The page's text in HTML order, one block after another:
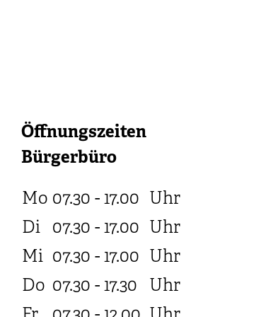
Öffnungszeiten
Bürgerbüro
Mo 07.30 - 17.00 Uhr
Di 07.30 - 17.00 Uhr
Mi 07.30 - 17.00 Uhr
Do 07.30 - 17.30
Uhr